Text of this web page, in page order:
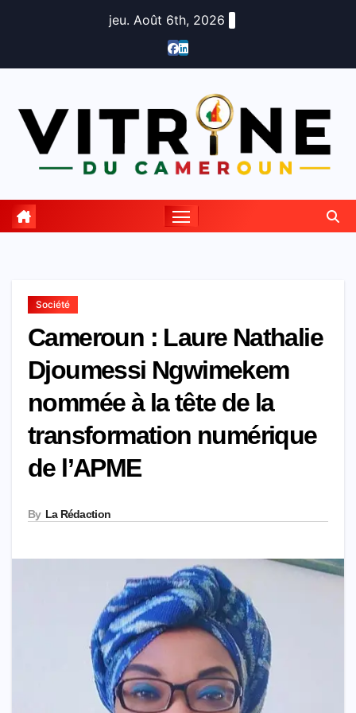
jeu. Août 6th, 2026
Société
Cameroun : Laure Nathalie
Djoumessi Ngwimekem
nommée à la tête de la
transformation numérique
de l’APME
By La Rédaction